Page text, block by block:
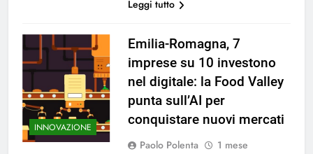
Leggi tutto
INNOVAZIONE
Emilia-Romagna, 7
imprese su 10 investono
nel digitale: la Food Valley
punta sull’AI per
conquistare nuovi mercati
Paolo Polenta
1 mese